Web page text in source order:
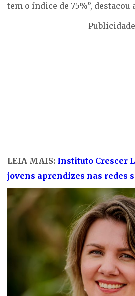
tem o índice de 75%”, destacou
Publicidade
LEIA MAIS: Instituto Crescer
jovens aprendizes nas redes